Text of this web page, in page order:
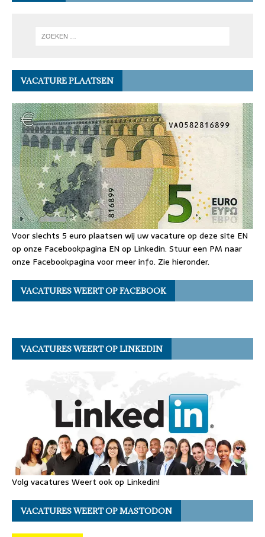
VACATURE PLAATSEN
Voor slechts 5 euro plaatsen wij uw vacature op deze site EN
op onze Facebookpagina EN op Linkedin. Stuur een PM naar
onze Facebookpagina voor meer info. Zie hieronder.
VACATURES WEERT OP FACEBOOK
VACATURES WEERT OP LINKEDIN
Volg vacatures Weert ook op Linkedin!
VACATURES WEERT OP MASTODON